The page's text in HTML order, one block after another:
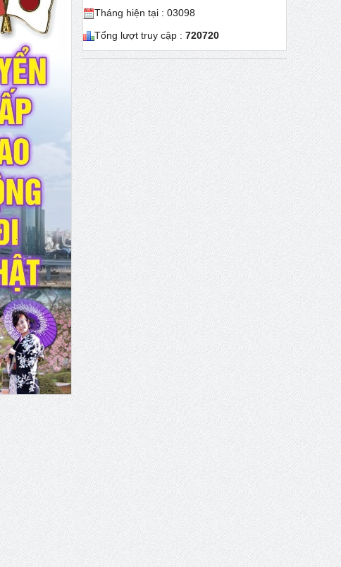
Tháng hiện tại : 03098
Tổng lượt truy cập : 720720